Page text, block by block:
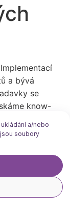
a bývá
se
know-
a
jako
SMS
PDF
najdete
a/nebo
soubory